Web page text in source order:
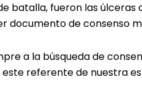
batalla, fueron las
documento de consenso
a la búsqueda de
referente de nuestra